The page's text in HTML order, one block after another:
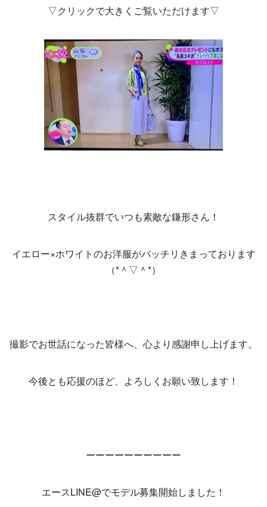
▽クリックで大きくご覧いただけます▽
スタイル抜群でいつも素敵な鎌形さん！
イエロー×ホワイトのお洋服がバッチリきまっております
（*＾▽＾*）
撮影でお世話になった皆様へ、心より感謝申し上げます。
今後とも応援のほど、よろしくお願い致します！
ーーーーーーーーーー
エースLINE@でモデル募集開始しました！